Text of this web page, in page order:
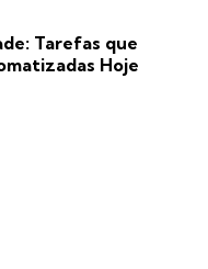
Tarefas que
Hoje